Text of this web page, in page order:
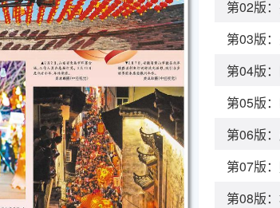
第02版
第03版
第04版
第05版
第06版
第07版
第08版